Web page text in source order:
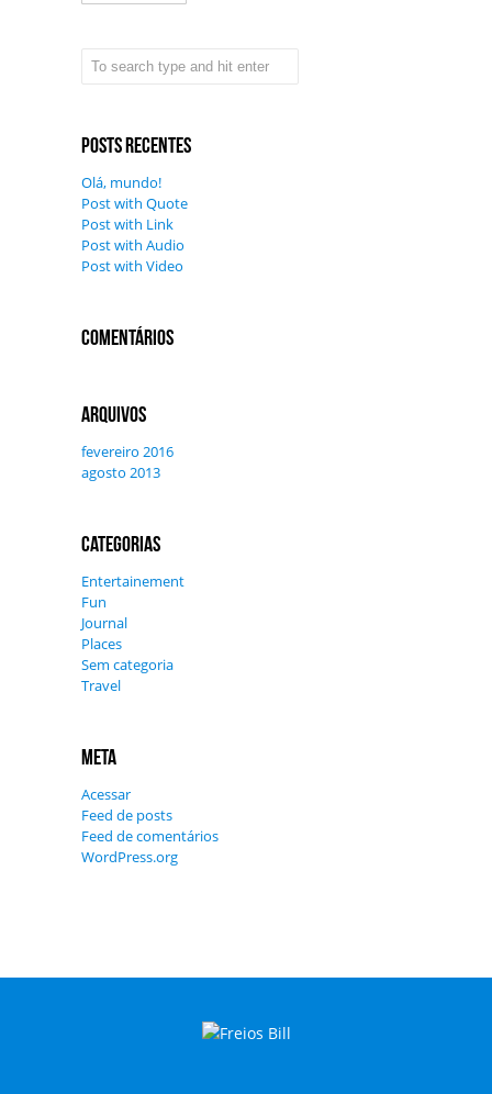
Posts recentes
Olá, mundo!
Post with Quote
Post with Link
Post with Audio
Post with Video
Comentários
Arquivos
fevereiro 2016
agosto 2013
Categorias
Entertainement
Fun
Journal
Places
Sem categoria
Travel
Meta
Acessar
Feed de posts
Feed de comentários
WordPress.org